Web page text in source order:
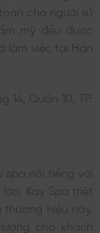
cho người sử
mỹ đều được
làm việc tại Hàn
14, Quận 10, TP.
spa nổi tiếng với
Kay Spa triệt
hiệu này,
cho khách